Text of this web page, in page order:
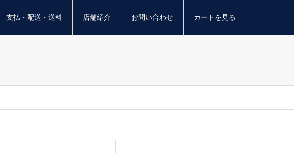
支払・配送・送料 店舗紹介 お問い合わせ カートを見る